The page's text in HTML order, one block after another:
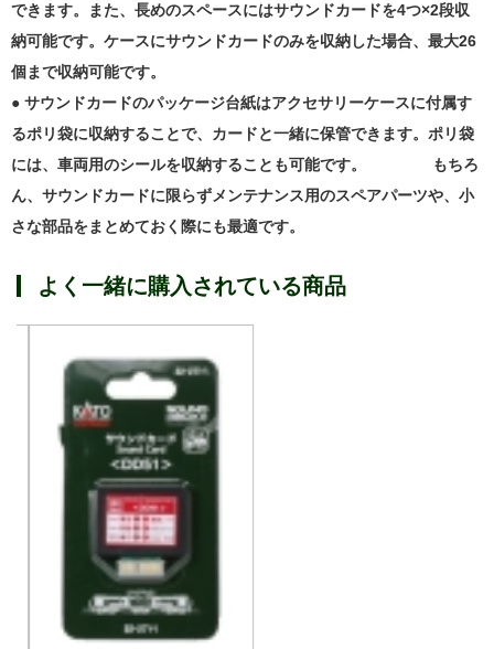
できます。また、長めのスペースにはサウンドカードを4つ×2段収
納可能です。ケースにサウンドカードのみを収納した場合、最大26
個まで収納可能です。
● サウンドカードのパッケージ台紙はアクセサリーケースに付属す
るポリ袋に収納することで、カードと一緒に保管できます。ポリ袋
には、車両用のシールを収納することも可能です。 もちろ
ん、サウンドカードに限らずメンテナンス用のスペアパーツや、小
さな部品をまとめておく際にも最適です。
よく一緒に購入されている商品